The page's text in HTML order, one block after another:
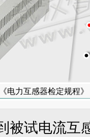
电力互感器检定规程》
被试电流互